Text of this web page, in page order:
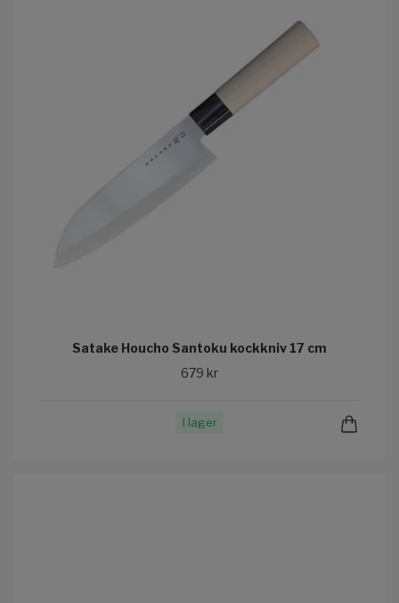
Satake Houcho Santoku kockkniv 17 cm
679 kr
I lager